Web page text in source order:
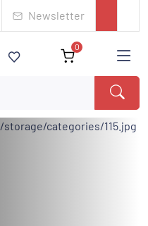
Newsletter
0